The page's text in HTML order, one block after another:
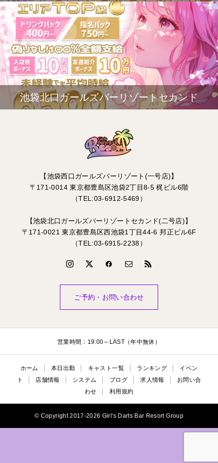
池袋北口ガールズバーリゾートセカンド
【池袋西口ガールズバーリゾート(一号店)】
〒171-0014 東京都豊島区池袋2丁目8-5 梶ビル6階
（TEL:03-6912-5469）
【池袋北口ガールズバーリゾートセカンド(二号店)】
〒171-0021 東京都豊島区西池袋1丁目44-6 邦正ビル6F
（TEL:03-6915-2238）
ご予約・お問い合わせ
営業時間：19:00～LAST（年中無休）
ホーム 本日出勤 キャスト一覧 ランキング
イベン
ト
店舗情報 システム ブログ 求人情報
お問い合
わせ
利用規約
© Copyright 2017-2026 Girl's Darts Bar Resort Group